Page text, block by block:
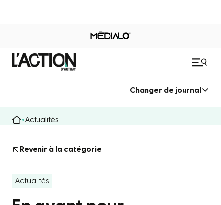
Changer de journal
Actualités
Revenir à la catégorie
Actualités